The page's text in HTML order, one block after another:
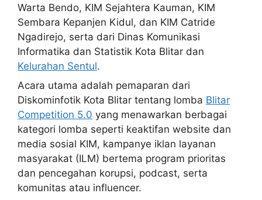
Warta Bendo, KIM Sejahtera Kauman, KIM
Sembara Kepanjen Kidul, dan KIM Catride
Ngadirejo, serta dari Dinas Komunikasi
Informatika dan Statistik Kota Blitar dan
Kelurahan Sentul.
Acara utama adalah pemaparan dari
Diskominfotik Kota Blitar tentang lomba Blitar
Competition 5.0 yang menawarkan berbagai
kategori lomba seperti keaktifan website dan
media sosial KIM, kampanye iklan layanan
masyarakat (ILM) bertema program prioritas
dan pencegahan korupsi, podcast, serta
komunitas atau influencer.